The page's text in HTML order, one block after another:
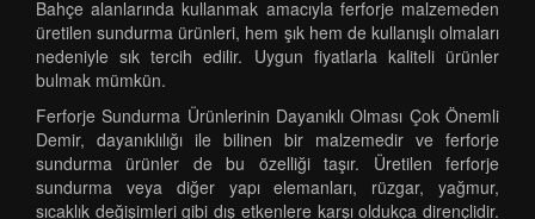
Bahçe alanlarında kullanmak amacıyla ferforje malzemeden
üretilen sundurma ürünleri, hem şık hem de kullanışlı olmaları
nedeniyle sık tercih edilir. Uygun fiyatlarla kaliteli ürünler
bulmak mümkün.
Ferforje Sundurma Ürünlerinin Dayanıklı Olması Çok Önemli
Demir, dayanıklılığı ile bilinen bir malzemedir ve ferforje
sundurma ürünler de bu özelliği taşır. Üretilen ferforje
sundurma veya diğer yapı elemanları, rüzgar, yağmur,
sıcaklık değişimleri gibi dış etkenlere karşı oldukça dirençlidir.